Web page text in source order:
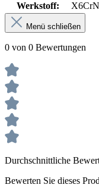
Werkstoff:
Menü schließen
0 von 0 Bewertungen
Durchschnittliche
Bewerten Sie dieses